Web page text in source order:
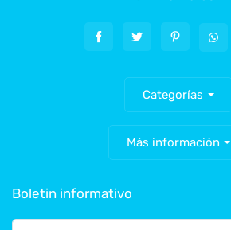
Categorías
Más información
Boletin informativo